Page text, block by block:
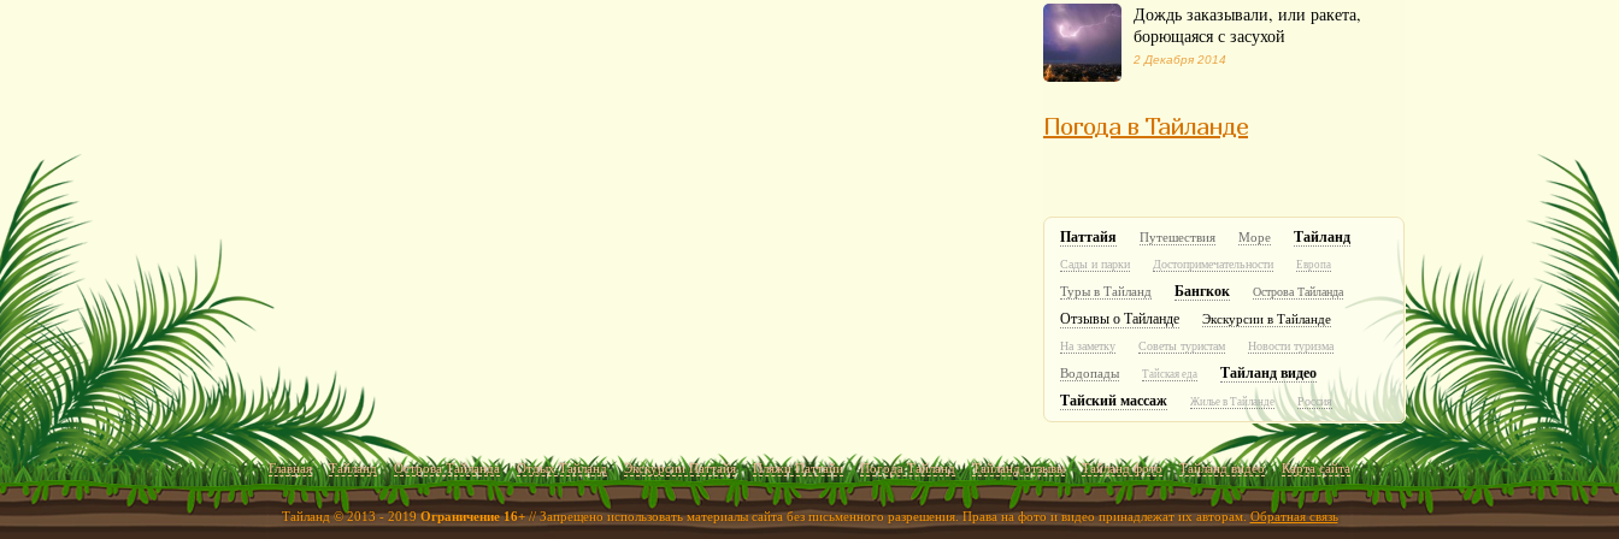
Дождь заказывали, или ракета,
борющаяся с засухой
2 Декабря 2014
Погода в Тайланде
Паттайя Путешествия Море Тайланд
Сады и парки Достопримечательности Европа
Туры в Тайланд Бангкок Острова Тайланда
Отзывы о Тайланде Экскурсии в Тайланде
На заметку Советы туристам Новости туризма
Водопады Тайская еда
Тайланд видео
Тайский массаж
Жилье в Тайланде Россия
Главная Тайланд Острова Тайланда Отдых Тайланд Экскурсии Паттайя Пляжи Паттайи Погода Тайланд Тайланд отзывы Тайланд фото Тайланд видео Карта сайта
Тайланд © 2013 - 2019Ограничение 16+// Запрещено использовать материалы сайта без письменного разрешения. Права на фото и видео принадлежат их авторам.Обратная связь